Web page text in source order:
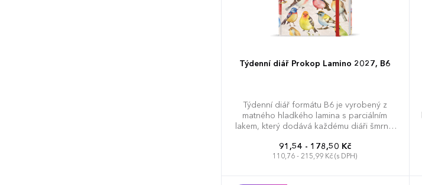
Týdenní diář Prokop Lamino 2027, B6
Týdenní diář formátu B6 je vyrobený z
matného hladkého lamina s parciálním
lakem, který dodává každému diáři šmrnc.
budete moci efektivněji plánovat váš čas.
Navíc se tento oblíbený formát pohodlně
91,54 - 178,50 Kč
110,76 - 215,99 Kč (s DPH)